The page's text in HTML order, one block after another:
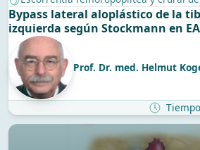
Bypass lateral aloplástico de la
izquierda según Stockmann en
Prof. Dr. med.